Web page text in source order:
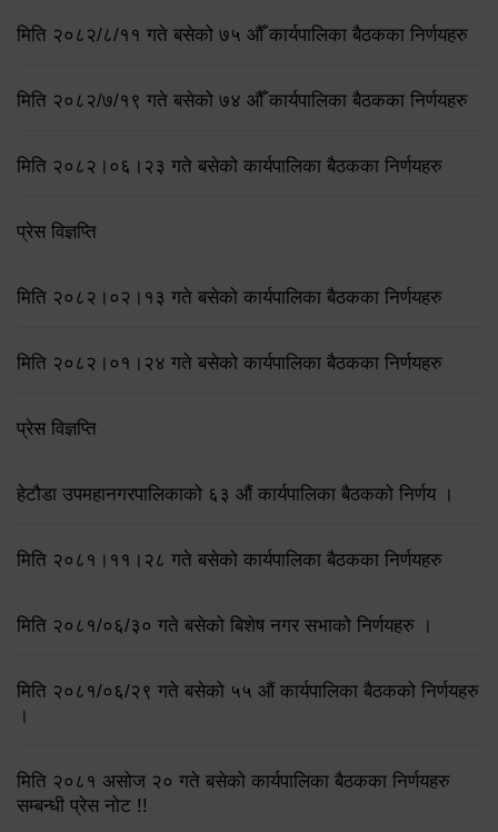
मिति २०८२/८/११ गते बसेको ७५ औँ कार्यपालिका बैठकका निर्णयहरु
मिति २०८२/७/१९ गते बसेको ७४ औँ कार्यपालिका बैठकका निर्णयहरु
मिति २०८२।०६।२३ गते बसेको कार्यपालिका बैठकका निर्णयहरु
प्रेस विज्ञप्ति
मिति २०८२।०२।१३ गते बसेको कार्यपालिका बैठकका निर्णयहरु
मिति २०८२।०१।२४ गते बसेको कार्यपालिका बैठकका निर्णयहरु
प्रेस विज्ञप्ति
हेटौडा उपमहानगरपालिकाको ६३ औं कार्यपालिका बैठकको निर्णय ।
मिति २०८१।११।२८ गते बसेको कार्यपालिका बैठकका निर्णयहरु
मिति २०८१/०६/३० गते बसेको बिशेष नगर सभाको निर्णयहरु ।
मिति २०८१/०६/२९ गते बसेको ५५ औं कार्यपालिका बैठकको निर्णयहरु
।
मिति २०८१ असोज २० गते बसेको कार्यपालिका बैठकका निर्णयहरु
सम्बन्धी प्रेस नोट !!